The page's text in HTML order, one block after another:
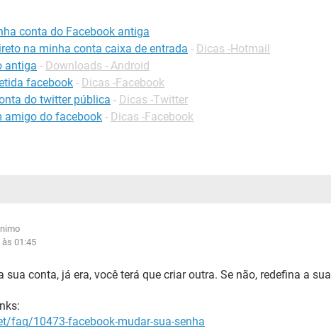
conta do Facebook antiga
na minha conta caixa de entrada - Dicas -Hotmail
antiga - Downloads - Android
facebook - Dicas -Facebook
do twitter pública - Dicas -Twitter
amigo do facebook - Dicas -Facebook
às 01:45
sua conta, já era, você terá que criar outra. Se não, redefina a sua
faq/10473-facebook-mudar-sua-senha